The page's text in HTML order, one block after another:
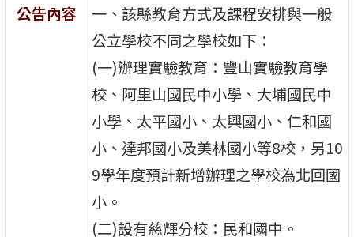
公告內容
一、該縣教育方式及課程安排與一般
公立學校不同之學校如下：
(一)辦理實驗教育：豐山實驗教育學
校、阿里山國民中小學、大埔國民中
小學、太平國小、太興國小、仁和國
小、達邦國小及美林國小等8校，另10
9學年度預計新增辦理之學校為北回國
小。
(二)設有慈輝分校：民和國中。